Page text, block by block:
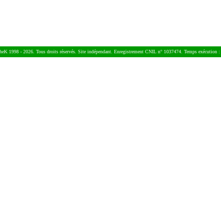
1998 - 2026. Tous droits réservés. Site indépendant. Enregistrement CNIL n° 1037474. Temps exécution